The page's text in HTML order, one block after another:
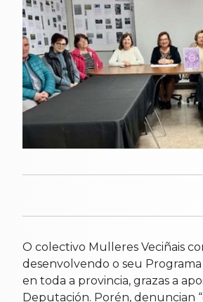
O colectivo Mulleres Veciñais
desenvolvendo o seu
en toda a provincia, grazas a
Deputación. Porén, denuncian